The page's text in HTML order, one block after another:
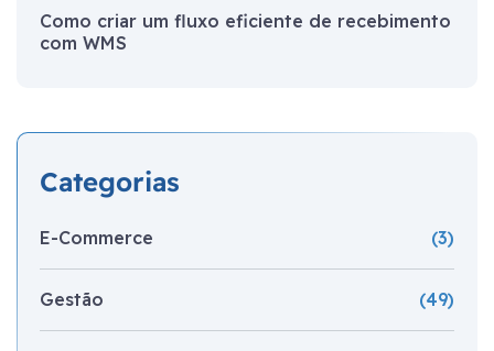
Como criar um fluxo eficiente de recebimento
com WMS
Categorias
E-Commerce (3)
Gestão (49)